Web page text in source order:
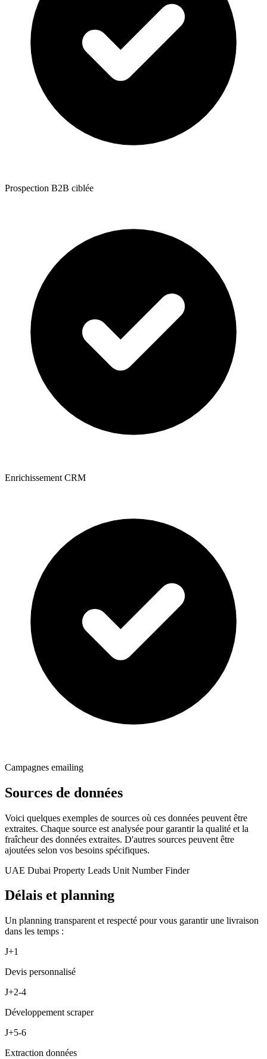
Prospection B2B ciblée
Enrichissement CRM
Campagnes emailing
Sources de données
Voici quelques exemples de sources où ces données peuvent être
extraites. Chaque source est analysée pour garantir la qualité et la
fraîcheur des données extraites. D'autres sources peuvent être
ajoutées selon vos besoins spécifiques.
UAE Dubai Property Leads Unit Number Finder
Délais et planning
Un planning transparent et respecté pour vous garantir une livraison
dans les temps :
J+1
Devis personnalisé
J+2-4
Développement scraper
J+5-6
Extraction données